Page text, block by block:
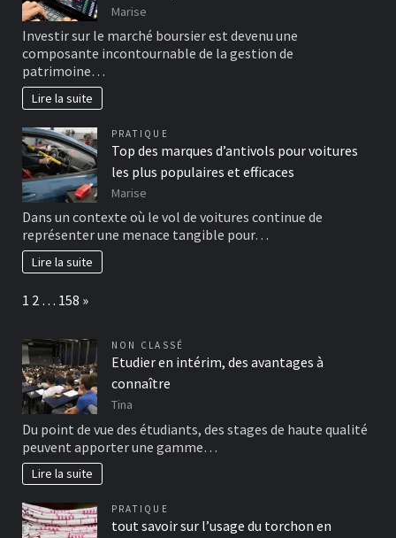
Marise
Investir sur le marché boursier est devenu une
composante incontournable de la gestion de
patrimoine…
Lire la suite
PRATIQUE
Top des marques d’antivols pour voitures
les plus populaires et efficaces
Marise
Dans un contexte où le vol de voitures continue de
représenter une menace tangible pour…
Lire la suite
Page:
1 2 … 158 Next
»
NON CLASSÉ
Etudier en intérim, des avantages à
connaître
Tina
Du point de vue des étudiants, des stages de haute qualité
peuvent apporter une gamme…
Lire la suite
PRATIQUE
tout savoir sur l’usage du torchon en